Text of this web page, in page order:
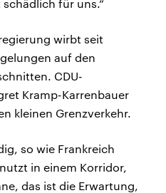
für uns.“
wirbt seit
auf den
CDU-
Kramp-Karrenbauer
kleinen Grenzverkehr.
so wie Frankreich
in einem Korridor,
das ist die Erwartung,